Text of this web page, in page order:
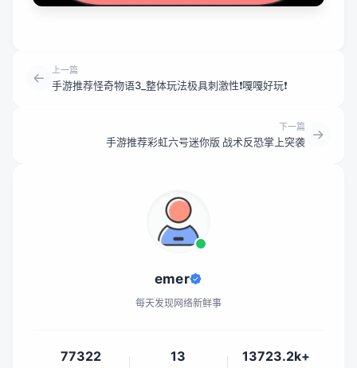
上一篇
手游推荐怪奇物语3_整体玩法极具刺激性❗嘎嘎好玩❗
下一篇
手游推荐彩虹六号迷你版 战术反恐掌上突袭
emer
每天发现网络新鲜事
77322 13 13723.2k+